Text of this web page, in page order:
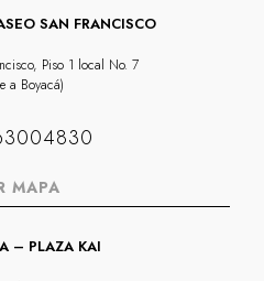
SAN FRANCISCO
Piso 1 local No. 7
a Boyacá)
MAPA
– PLAZA KAI